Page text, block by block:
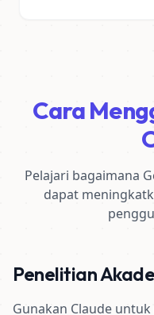
Cara
Pelajari bagaimana
dapat
Penelitian
Gunakan Claude